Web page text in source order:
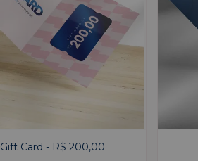
Gift Card - R$ 200,00